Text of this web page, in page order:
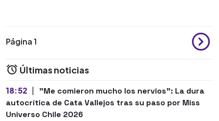
Página 1
Últimas noticias
18:52 |
"Me comieron mucho los nervios": La dura
autocrítica de Cata Vallejos tras su paso por Miss
Universo Chile 2026